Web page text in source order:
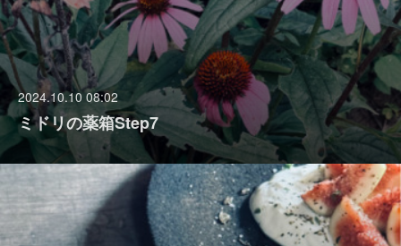
2024.10.10 08:02
ミドリの薬箱Step7